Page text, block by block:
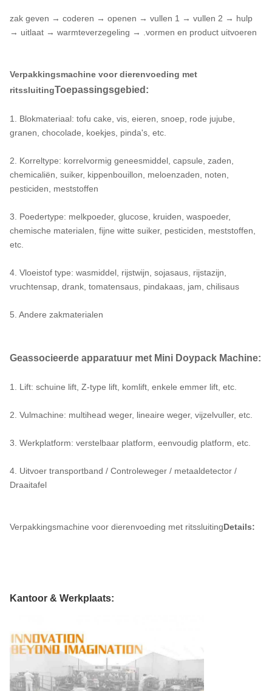
zak geven → coderen → openen → vullen 1 → vullen 2 → hulp
→ uitlaat → warmteverzegeling → .vormen en product uitvoeren
Verpakkingsmachine voor dierenvoeding met
ritssluitingToepassingsgebied:
1. Blokmateriaal: tofu cake, vis, eieren, snoep, rode jujube,
granen, chocolade, koekjes, pinda's, etc.
2. Korreltype: korrelvormig geneesmiddel, capsule, zaden,
chemicaliën, suiker, kippenbouillon, meloenzaden, noten,
pesticiden, meststoffen
3. Poedertype: melkpoeder, glucose, kruiden, waspoeder,
chemische materialen, fijne witte suiker, pesticiden, meststoffen,
etc.
4. Vloeistof type: wasmiddel, rijstwijn, sojasaus, rijstazijn,
vruchtensap, drank, tomatensaus, pindakaas, jam, chilisaus
5. Andere zakmaterialen
Geassocieerde apparatuur met Mini Doypack Machine:
1. Lift: schuine lift, Z-type lift, komlift, enkele emmer lift, etc.
2. Vulmachine: multihead weger, lineaire weger, vijzelvuller, etc.
3. Werkplatform: verstelbaar platform, eenvoudig platform, etc.
4. Uitvoer transportband / Controleweger / metaaldetector /
Draaitafel
Verpakkingsmachine voor dierenvoeding met ritssluitingDetails:
Kantoor & Werkplaats: